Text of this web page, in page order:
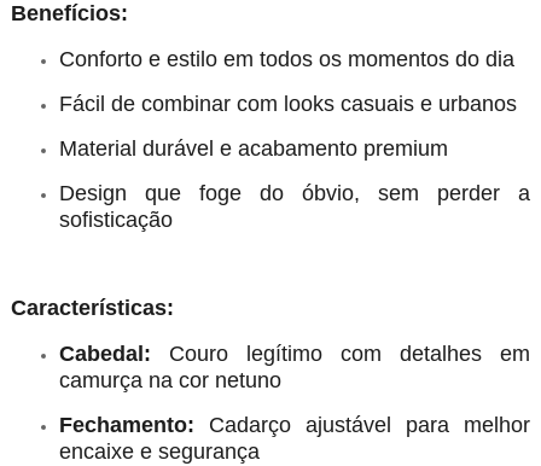
Benefícios:
Conforto e estilo em todos os momentos do dia
Fácil de combinar com looks casuais e urbanos
Material durável e acabamento premium
Design que foge do óbvio, sem perder a
sofisticação
Características:
Cabedal: Couro legítimo com detalhes em
camurça na cor netuno
Fechamento: Cadarço ajustável para melhor
encaixe e segurança